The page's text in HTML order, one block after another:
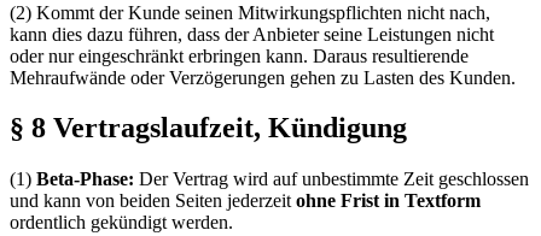
(2) Kommt der Kunde seinen Mitwirkungspflichten nicht nach,
kann dies dazu führen, dass der Anbieter seine Leistungen nicht
oder nur eingeschränkt erbringen kann. Daraus resultierende
Mehraufwände oder Verzögerungen gehen zu Lasten des Kunden.
§ 8 Vertragslaufzeit, Kündigung
(1) Beta-Phase: Der Vertrag wird auf unbestimmte Zeit geschlossen
und kann von beiden Seiten jederzeit ohne Frist in Textform
ordentlich gekündigt werden.